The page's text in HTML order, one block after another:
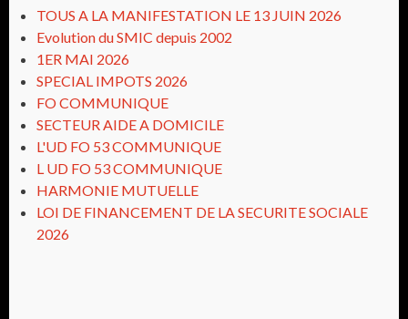
TOUS A LA MANIFESTATION LE 13 JUIN 2026
Evolution du SMIC depuis 2002
1ER MAI 2026
SPECIAL IMPOTS 2026
FO COMMUNIQUE
SECTEUR AIDE A DOMICILE
L'UD FO 53 COMMUNIQUE
L UD FO 53 COMMUNIQUE
HARMONIE MUTUELLE
LOI DE FINANCEMENT DE LA SECURITE SOCIALE
2026